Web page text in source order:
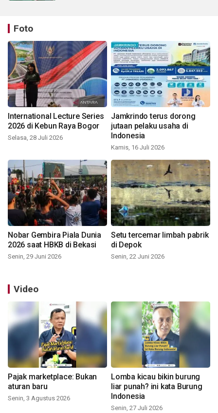
Foto
International Lecture Series
2026 di Kebun Raya Bogor
Selasa, 28 Juli 2026
Jamkrindo terus dorong
jutaan pelaku usaha di
Indonesia
Kamis, 16 Juli 2026
Nobar Gembira Piala Dunia
2026 saat HBKB di Bekasi
Senin, 29 Juni 2026
Setu tercemar limbah pabrik
di Depok
Senin, 22 Juni 2026
Video
Pajak marketplace: Bukan
aturan baru
Senin, 3 Agustus 2026
Lomba kicau bikin burung
liar punah? ini kata Burung
Indonesia
Senin, 27 Juli 2026